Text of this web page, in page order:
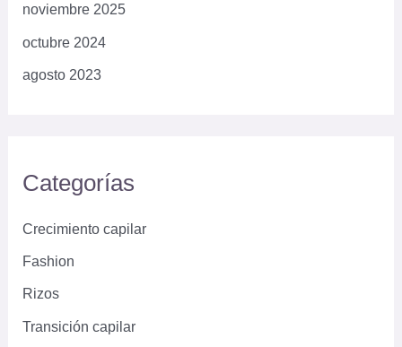
noviembre 2025
octubre 2024
agosto 2023
Categorías
Crecimiento capilar
Fashion
Rizos
Transición capilar